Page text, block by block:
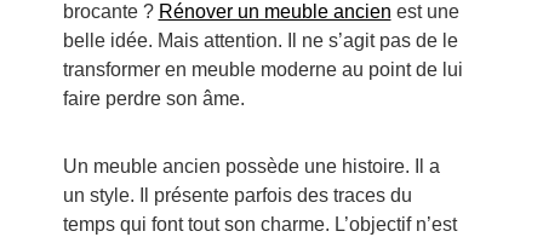
brocante ? Rénover un meuble ancien est une
belle idée. Mais attention. Il ne s’agit pas de le
transformer en meuble moderne au point de lui
faire perdre son âme.
Un meuble ancien possède une histoire. Il a
un style. Il présente parfois des traces du
temps qui font tout son charme. L’objectif n’est